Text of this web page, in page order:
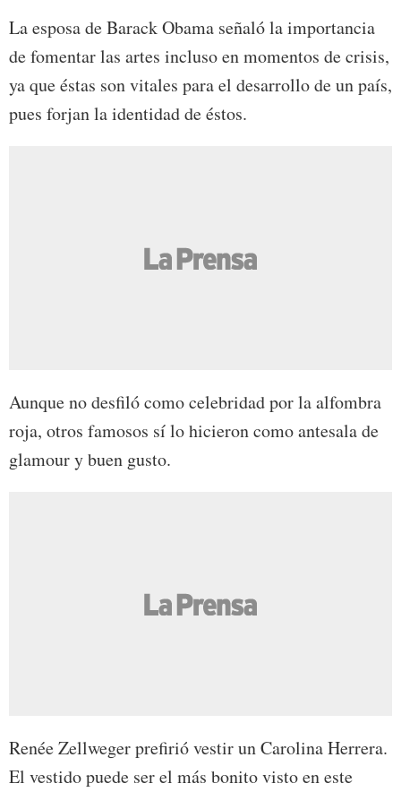
La esposa de Barack Obama señaló la importancia
de fomentar las artes incluso en momentos de crisis,
ya que éstas son vitales para el desarrollo de un país,
pues forjan la identidad de éstos.
Aunque no desfiló como celebridad por la alfombra
roja, otros famosos sí lo hicieron como antesala de
glamour y buen gusto.
Renée Zellweger prefirió vestir un Carolina Herrera.
El vestido puede ser el más bonito visto en este